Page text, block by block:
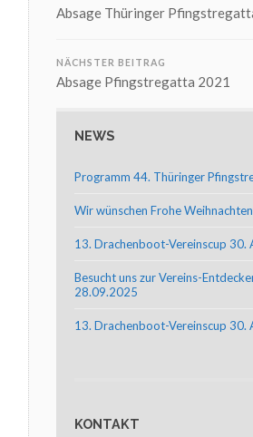
Absage Thüringer
NÄCHSTER BEITRAG
Absage Pfingstregatta 2021
NEWS
Programm 44. Thüringer
Wir wünschen Frohe Weihnachten
13. Drachenboot-Vereinscup 30.
Besucht uns zur Vereins-
28.09.2025
13. Drachenboot-Vereinscup 30.
KONTAKT